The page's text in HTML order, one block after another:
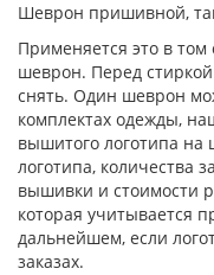
Шеврон пришивной,
Применяется это в
шеврон. Перед
снять. Один шеврон
комплектах одежды,
вышитого логотипа на
логотипа, количества
вышивки и стоимости
которая учитывается
дальнейшем, если
заказах.